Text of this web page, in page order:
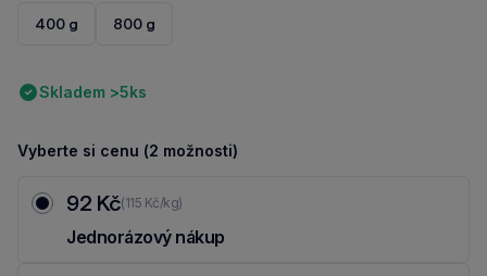
400 g 800 g
Skladem >5ks
Vyberte si cenu (2 možnosti)
92 Kč(115 Kč/kg)
Jednorázový nákup